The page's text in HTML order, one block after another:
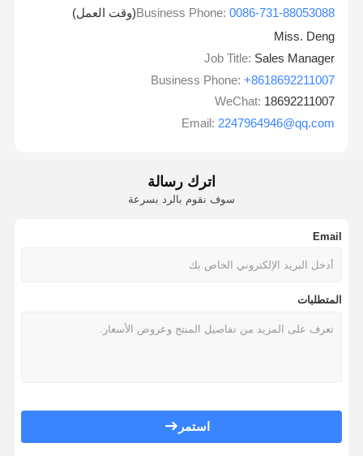
Business Phone: 0086-731-88053088
(وقت العمل)
Miss. Deng
Job Title: Sales Manager
Business Phone: +8618692211007
WeChat: 18692211007
Email: 2247964946@qq.com
اترك رسالة
سوف نقوم بالرد بسرعة
Email
المتطلبات
استمر